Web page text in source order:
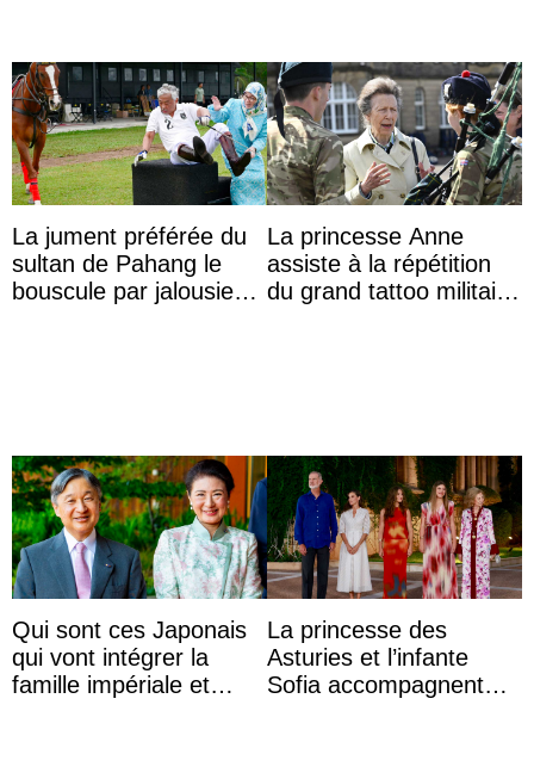
La jument préférée du
sultan de Pahang le
bouscule par jalousie
La princesse Anne
assiste à la répétition
du grand tattoo militaire
Qui sont ces Japonais
qui vont intégrer la
famille impériale et
La princesse des
Asturies et l’infante
Sofia accompagnent